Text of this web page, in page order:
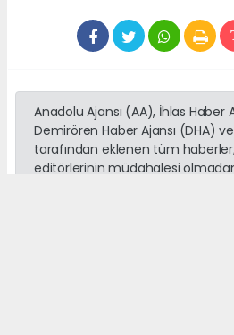
Anadolu Ajansı (AA), İhlas Haber
Demirören Haber Ajansı (DHA)
tarafından eklenen tüm
editörlerinin müdahalesi